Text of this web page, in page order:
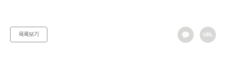
목록보기